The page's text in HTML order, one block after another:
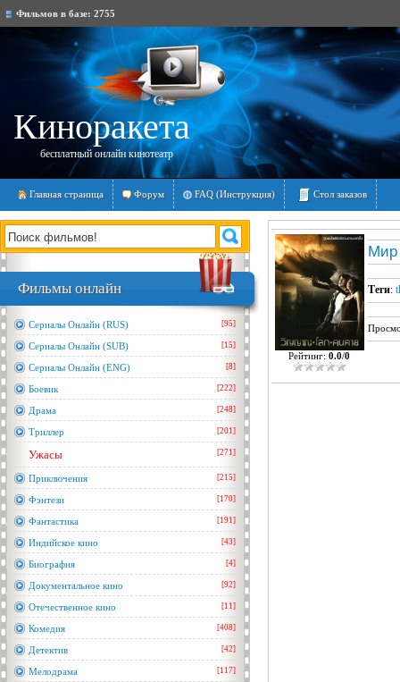
Фильмов в базе: 2755
Киноракета
бесплатный онлайн кинотеатр
Главная страница Форум FAQ (Инструкция) Стол заказов
Фильмы онлайн
Сериалы Онлайн (RUS) [95]
Сериалы Онлайн (SUB) [15]
Сериалы Онлайн (ENG) [8]
Боевик [222]
Драма [248]
Триллер [201]
Ужасы [271]
Приключения [215]
Фэнтези [170]
Фантастика [191]
Индийское кино [43]
Биография [4]
Документальное кино [92]
Отечественное кино [11]
Комедия [408]
Детектив [42]
Мелодрама [117]
Рейтинг:0.0/0
Мир
Теги: